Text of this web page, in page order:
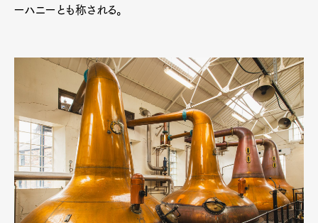
ーハニーとも称される。